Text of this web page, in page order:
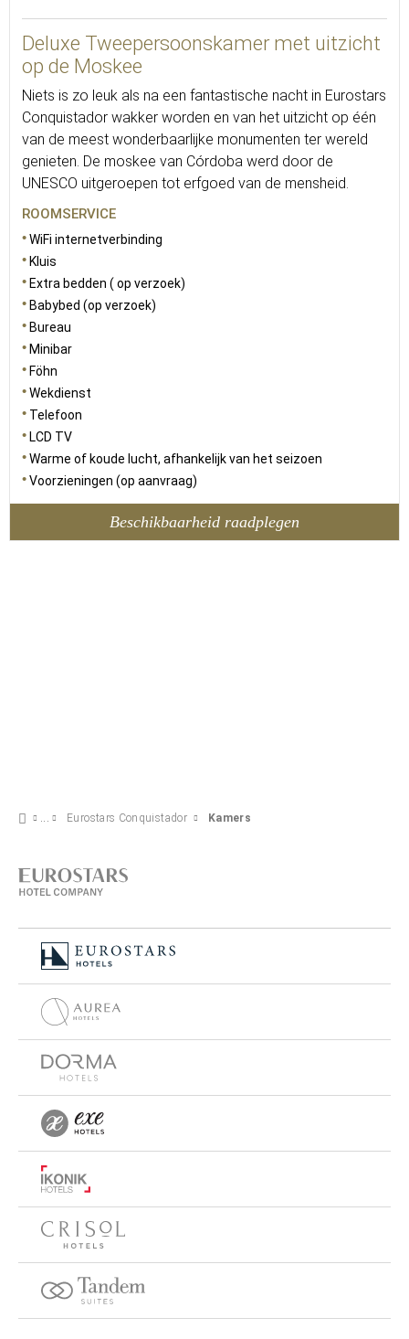
Deluxe Tweepersoonskamer met uitzicht
op de Moskee
Niets is zo leuk als na een fantastische nacht in Eurostars
Conquistador wakker worden en van het uitzicht op één
van de meest wonderbaarlijke monumenten ter wereld
genieten. De moskee van Córdoba werd door de
UNESCO uitgeroepen tot erfgoed van de mensheid.
ROOMSERVICE
WiFi internetverbinding
Kluis
Extra bedden ( op verzoek)
Babybed (op verzoek)
Bureau
Minibar
Föhn
Wekdienst
Telefoon
LCD TV
Warme of koude lucht, afhankelijk van het seizoen
Voorzieningen (op aanvraag)
Beschikbaarheid raadplegen
Eurostars Conquistador Kamers